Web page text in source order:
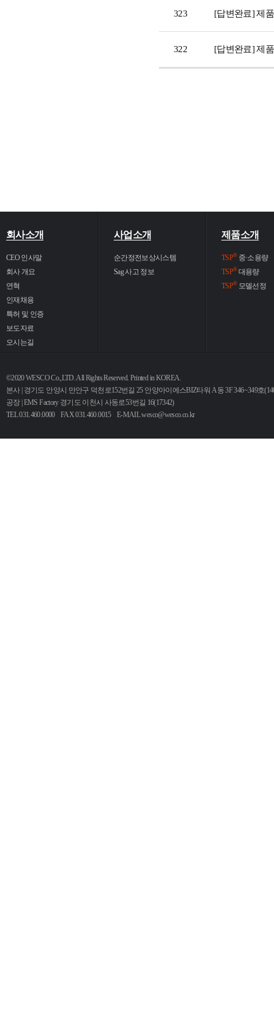
323 [답변완료] 제
322 [답변완료] 제
회사소개
CEO 인사말
회사 개요
연혁
인재채용
특허 및 인증
보도자료
오시는길
사업소개
순간정전보상시스템
Sag 사고 정보
제품소개
TSP®중·소용량
TSP®대용량
TSP®모델선정
©2020 WESCO Co.,LTD. All Rights Reserved. Printed in KOREA.
본사 | 경기도 안양시 만안구 덕천로152번길 25 안양아이에스BIZ타워 A동 3F 346~349호
공장 | EMS Factory 경기도 이천시 사동로53번길 16(17342)
TEL 031.460.0000 FAX 031.460.0015 E-MAILwesco@wesco.co.kr